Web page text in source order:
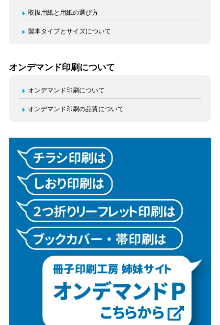
取扱用紙と用紙の選び方
製本タイプとサイズについて
オンデマンド印刷について
オンデマンド印刷について
オンデマンド印刷の品質について